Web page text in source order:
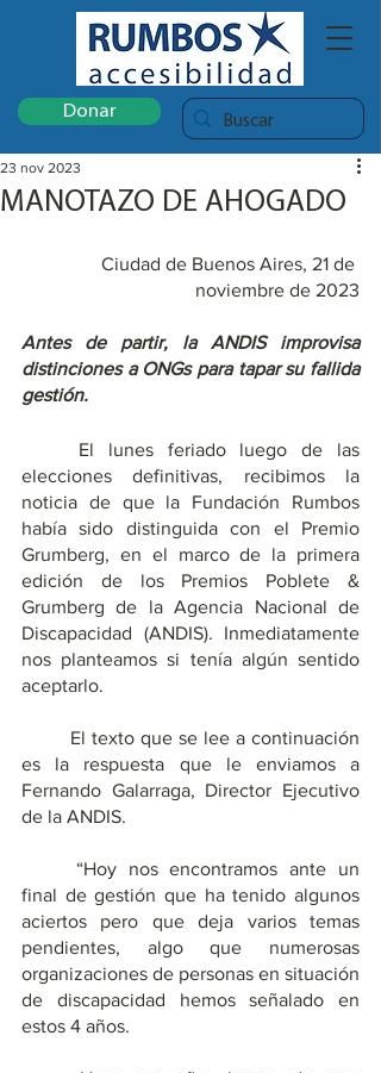
Donar
MANOTAZO DE AHOGADO
23 nov 2023
Ciudad de Buenos Aires, 21 de
noviembre de 2023
Antes de partir, la ANDIS improvisa
distinciones a ONGs para tapar su fallida
gestión.
elecciones definitivas, recibimos la
noticia de que la Fundación Rumbos
había sido distinguida con el Premio
Grumberg, en el marco de la primera
edición de los Premios Poblete &
Grumberg de la Agencia Nacional de
Discapacidad (ANDIS). Inmediatamente
nos planteamos si tenía algún sentido
aceptarlo.
es la respuesta que le enviamos a
Fernando Galarraga, Director Ejecutivo
de la ANDIS.
final de gestión que ha tenido algunos
aciertos pero que deja varios temas
pendientes, algo que numerosas
organizaciones de personas en situación
de discapacidad hemos señalado en
estos 4 años.